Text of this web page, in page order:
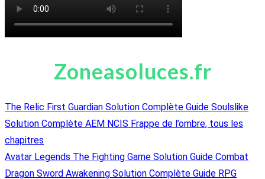
Zoneasoluces.fr
The Relic First Guardian Solution Complète Guide Soulslike
Solution Complète AEM NCIS Frappe de l’ombre, tous les
chapitres
Avatar Legends The Fighting Game Solution Guide Combat
Dragon Sword Awakening Solution Complète Guide RPG